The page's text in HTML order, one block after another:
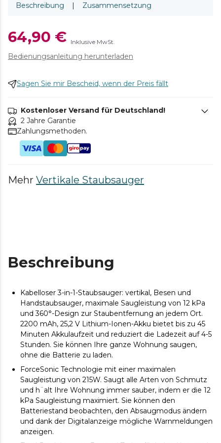
Beschreibung | Zusammensetzung
64,90 € Inklusive MwSt.
Bedienungsanleitung herunterladen
Sagen Sie mir Bescheid, wenn der Preis fällt
Kostenloser Versand für Deutschland!
2 Jahre Garantie
Zahlungsmethoden.
Mehr Vertikale Staubsauger
Beschreibung
Kabelloser 3-in-1-Staubsauger: vertikal, Besen und
Handstaubsauger, maximale Saugleistung von 12 kPa
und 360°-Design zur Staubentfernung an jedem Ort.
2200 mAh, 25,2 V Lithium-Ionen-Akku bietet bis zu 45
Minuten Akkulaufzeit und reduziert die Ladezeit auf 4-5
Stunden. Sie können Ihre ganze Wohnung saugen,
ohne die Batterie zu laden.
ForceSonic Technologie mit einer maximalen
Saugleistung von 215W. Saugt alle Arten von Schmutz
und h¨alt Ihre Wohnung immer sauber, indem er die 12
kPa Saugleistung maximiert. Sie können den
Batteriestand beobachten, den Absaugmodus ändern
und dank der Digitalanzeige mögliche Warnmeldungen
anzeigen.